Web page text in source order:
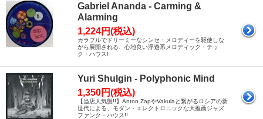
Gabriel Ananda - Carming &
Alarming
1,224円(税込)
カラフルでドリーミーなシンセ・メロディーを駆使しな
がら展開される、心地良い浮遊系メロディック・テッ
ク・ハウス!
Yuri Shulgin - Polyphonic Mind
1,350円(税込)
【当店人気盤!!】Anton ZapやVakulaと繋がるロシアの新
世代による、モダン・エレクトロニックな大推薦ジャズ
ファンク・ハウス!!